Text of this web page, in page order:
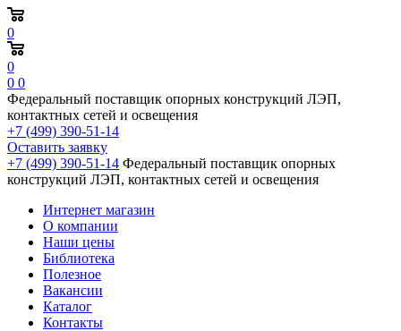
0
0
0 0
Федеральный поставщик опорных конструкций ЛЭП,
контактных сетей и освещения
+7 (499) 390-51-14
Оставить заявку
+7 (499) 390-51-14 Федеральный поставщик опорных
конструкций ЛЭП, контактных сетей и освещения
Интернет магазин
О компании
Наши цены
Библиотека
Полезное
Вакансии
Каталог
Контакты